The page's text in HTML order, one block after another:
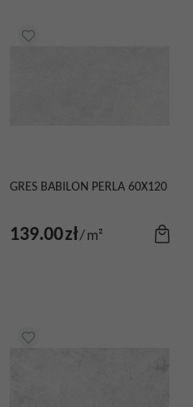
GRES BABILON PERLA 60X120
139.00zł/m²